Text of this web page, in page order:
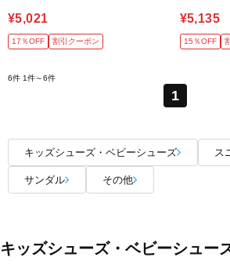
¥5,021
17％OFF 割引クーポン
¥5,135
15％OFF
6件 1件～6件
1
キッズシューズ・ベビーシューズ ス
サンダル その他
キッズシューズ・ベビーシュ